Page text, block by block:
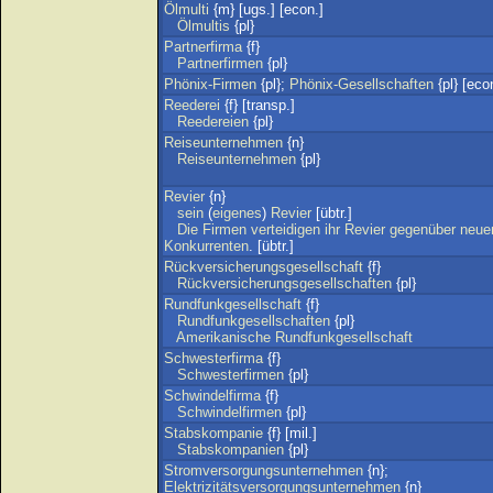
Ölmulti {m} [ugs.] [econ.]
Ölmultis {pl}
Partnerfirma{f}
Partnerfirmen {pl}
Phönix-Firmen {pl}; Phönix-Gesellschaften {pl}
Reederei {f} [transp.]
Reedereien {pl}
Reiseunternehmen {n}
Reiseunternehmen {pl}
Revier {n}
sein (eigenes) Revier [übtr.]
Die Firmen verteidigen ihr Revier gegenüber
Konkurrenten. [übtr.]
Rückversicherungsgesellschaft {f}
Rückversicherungsgesellschaften {pl}
Rundfunkgesellschaft {f}
Rundfunkgesellschaften {pl}
Amerikanische Rundfunkgesellschaft
Schwesterfirma{f}
Schwesterfirmen {pl}
Schwindelfirma{f}
Schwindelfirmen {pl}
Stabskompanie {f} [mil.]
Stabskompanien {pl}
Stromversorgungsunternehmen {n};
Elektrizitätsversorgungsunternehmen {n}